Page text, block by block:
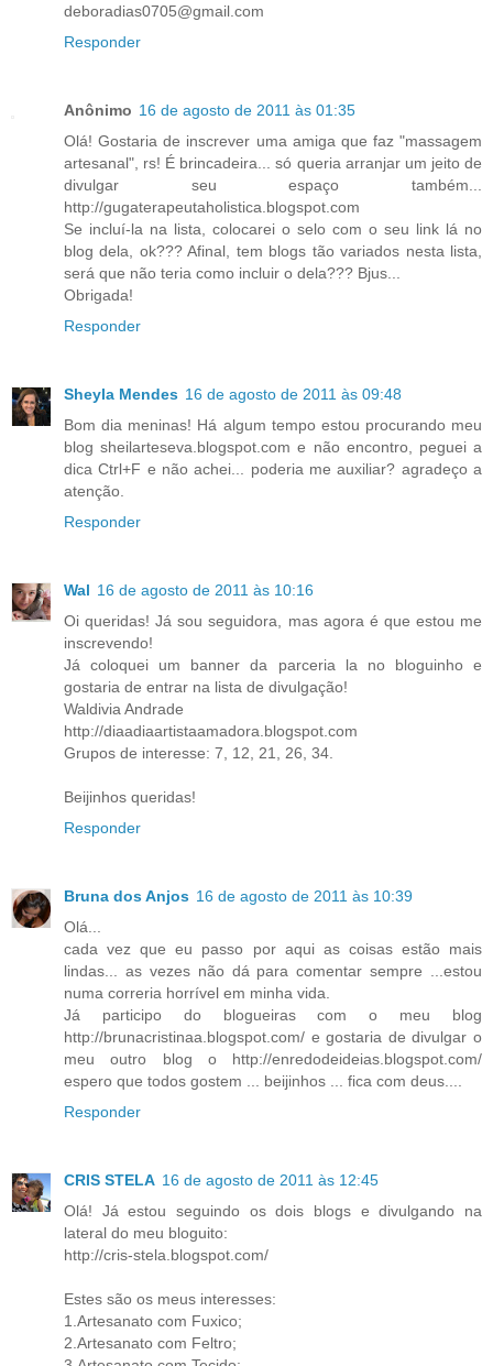
deboradias0705@gmail.com
Responder
Anônimo 16 de agosto de 2011 às 01:35
Olá! Gostaria de inscrever uma amiga que faz "massagem
artesanal", rs! É brincadeira... só queria arranjar um jeito de
divulgar seu espaço também...
http://gugaterapeutaholistica.blogspot.com
Se incluí-la na lista, colocarei o selo com o seu link lá no
blog dela, ok??? Afinal, tem blogs tão variados nesta lista,
será que não teria como incluir o dela??? Bjus...
Obrigada!
Responder
Sheyla Mendes 16 de agosto de 2011 às 09:48
Bom dia meninas! Há algum tempo estou procurando meu
blog sheilarteseva.blogspot.com e não encontro, peguei a
dica Ctrl+F e não achei... poderia me auxiliar? agradeço a
atenção.
Responder
Wal 16 de agosto de 2011 às 10:16
Oi queridas! Já sou seguidora, mas agora é que estou me
inscrevendo!
Já coloquei um banner da parceria la no bloguinho e
gostaria de entrar na lista de divulgação!
Waldivia Andrade
http://diaadiaartistaamadora.blogspot.com
Grupos de interesse: 7, 12, 21, 26, 34.
Beijinhos queridas!
Responder
Bruna dos Anjos 16 de agosto de 2011 às 10:39
Olá...
cada vez que eu passo por aqui as coisas estão mais
lindas... as vezes não dá para comentar sempre ...estou
numa correria horrível em minha vida.
Já participo do blogueiras com o meu blog
http://brunacristinaa.blogspot.com/ e gostaria de divulgar o
meu outro blog o http://enredodeideias.blogspot.com/
espero que todos gostem ... beijinhos ... fica com deus....
Responder
CRIS STELA 16 de agosto de 2011 às 12:45
Olá! Já estou seguindo os dois blogs e divulgando na
lateral do meu bloguito:
http://cris-stela.blogspot.com/
Estes são os meus interesses:
1.Artesanato com Fuxico;
2.Artesanato com Feltro;